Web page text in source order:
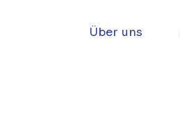
Über uns